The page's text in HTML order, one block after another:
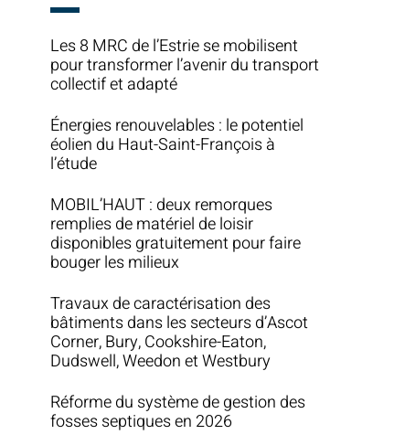
Les 8 MRC de l’Estrie se mobilisent
pour transformer l’avenir du transport
collectif et adapté
Énergies renouvelables : le potentiel
éolien du Haut-Saint-François à
l’étude
MOBIL’HAUT : deux remorques
remplies de matériel de loisir
disponibles gratuitement pour faire
bouger les milieux
Travaux de caractérisation des
bâtiments dans les secteurs d’Ascot
Corner, Bury, Cookshire-Eaton,
Dudswell, Weedon et Westbury
Réforme du système de gestion des
fosses septiques en 2026